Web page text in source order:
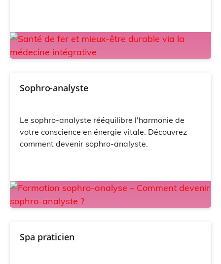
Sophro-analyste
Le sophro-analyste rééquilibre l'harmonie de
votre conscience en énergie vitale. Découvrez
comment devenir sophro-analyste.
Spa praticien